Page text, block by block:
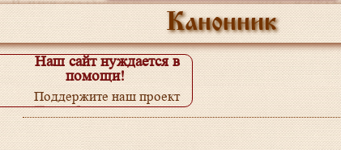
Канонник
Наш сайт нуждается в
помощи!
Поддержите наш проект
Подробнее...